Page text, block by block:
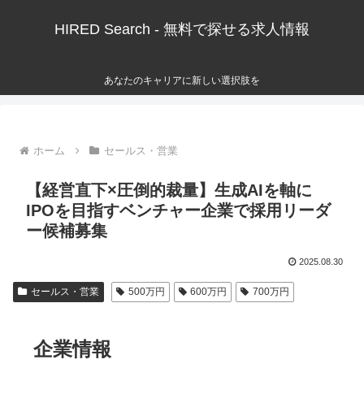
HIRED Search - 無料で探せる求人情報
あなたのキャリアに新しい選択肢を
ホーム セールス・営業
【経営直下×圧倒的裁量】生成AIを軸に
IPOを目指すベンチャー企業で採用リーダ
ー候補募集
2025.08.30
セールス・営業 500万円 600万円 700万円
企業情報